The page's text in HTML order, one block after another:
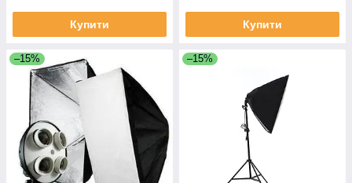
Купити Купити
–15% –15%